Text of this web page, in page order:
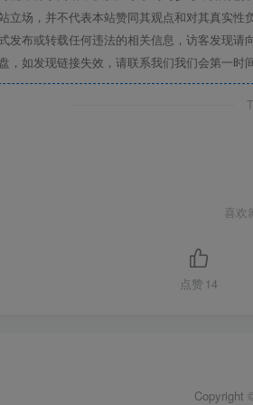
立场，并不代表本站赞同其观点和对其真实性负
发布或转载任何违法的相关信息，访客发现请
，如发现链接失效，请联系我们我们会第一时间
喜欢
点赞 14
Copyright